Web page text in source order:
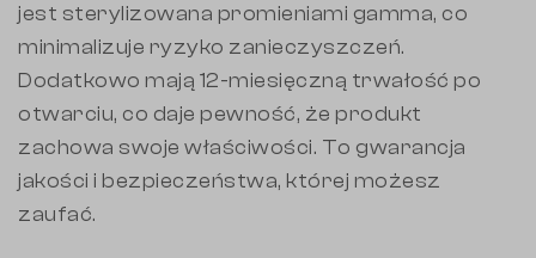
jest sterylizowana promieniami gamma, co
minimalizuje ryzyko zanieczyszczeń.
Dodatkowo mają 12-miesięczną trwałość po
otwarciu, co daje pewność, że produkt
zachowa swoje właściwości. To gwarancja
jakości i bezpieczeństwa, której możesz
zaufać.